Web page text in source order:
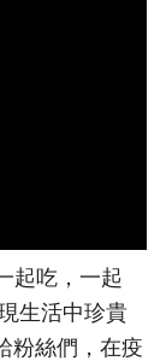
起吃，一起
生活中珍貴
粉絲們，在疫